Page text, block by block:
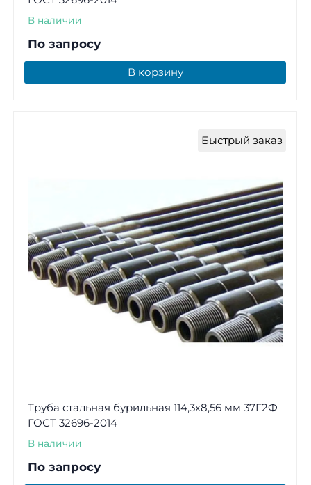
В наличии
По запросу
В корзину
Быстрый заказ
Труба стальная бурильная 114,3х8,56 мм 37Г2Ф
ГОСТ 32696-2014
В наличии
По запросу